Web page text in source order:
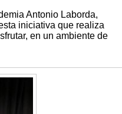
Antonio Laborda,
iniciativa que realiza
en un ambiente de